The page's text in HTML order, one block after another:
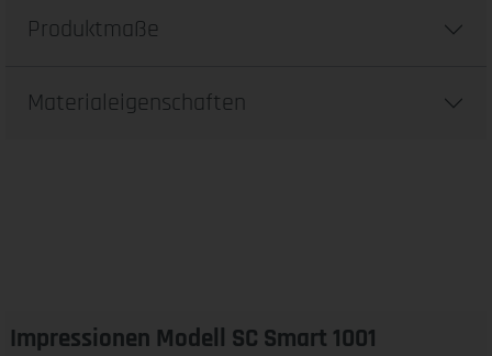
Produktmaße
Materialeigenschaften
Impressionen Modell SC Smart 1001